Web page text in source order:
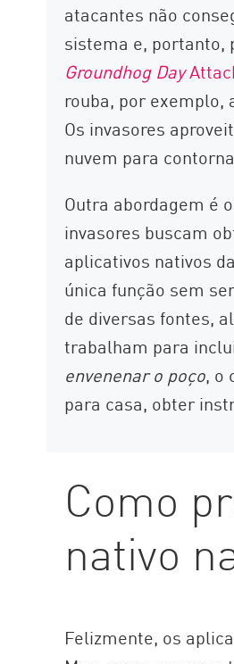
atacantes não
sistema e, portanto,
Groundhog Day
rouba, por exemplo,
Os invasores
nuvem para
Outra abordagem é
invasores buscam
aplicativos nativos
única função sem
de diversas fontes,
trabalham para
envenenar o poço, o
para casa, obter
Como
nativo
Felizmente, os